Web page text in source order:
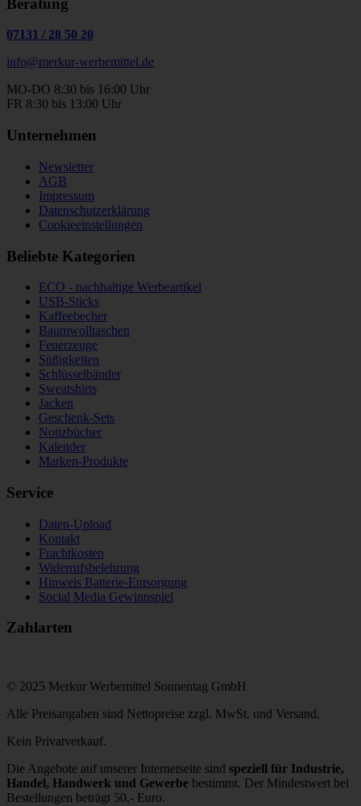
07131 / 28 50 20
info@merkur-werbemittel.de
MO-DO 8:30 bis 16:00 Uhr
FR 8:30 bis 13:00 Uhr
Unternehmen
Newsletter
AGB
Impressum
Datenschutzerklärung
Cookieeinstellungen
Beliebte Kategorien
ECO - nachhaltige Werbeartikel
USB-Sticks
Kaffeebecher
Baumwolltaschen
Feuerzeuge
Süßigkeiten
Schlüsselbänder
Sweatshirts
Jacken
Geschenk-Sets
Notizbücher
Kalender
Marken-Produkte
Service
Daten-Upload
Kontakt
Frachtkosten
Widerrufsbelehrung
Hinweis Batterie-Entsorgung
Social Media Gewinnspiel
Zahlarten
© 2025 Merkur Werbemittel Sonnentag GmbH
Alle Preisangaben sind Nettopreise zzgl. MwSt. und Versand.
Kein Privatverkauf.
Die Angebote auf unserer Internetseite sind speziell für Industrie,
Handel, Handwerk und Gewerbe bestimmt. Der Mindestwert bei
Bestellungen beträgt 50,- Euro.